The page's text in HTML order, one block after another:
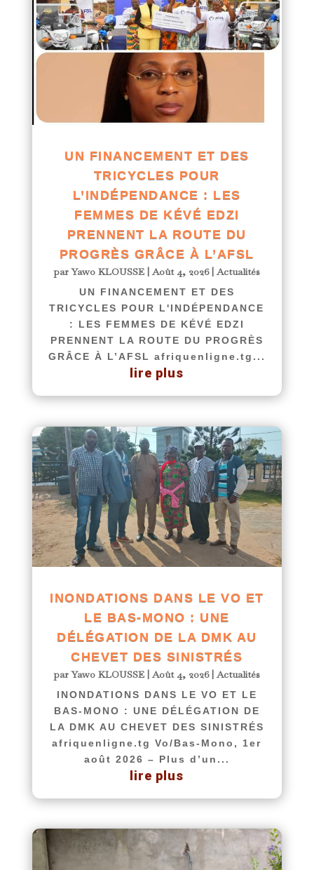
UN FINANCEMENT ET DES
TRICYCLES POUR
L’INDÉPENDANCE : LES
FEMMES DE KÉVÉ EDZI
PRENNENT LA ROUTE DU
PROGRÈS GRÂCE À L’AFSL
parYawo KLOUSSE |Août 4, 2026|Actualités
UN FINANCEMENT ET DES
TRICYCLES POUR L'INDÉPENDANCE
: LES FEMMES DE KÉVÉ EDZI
PRENNENT LA ROUTE DU PROGRÈS
GRÂCE À L’AFSL afriquenligne.tg...
lire plus
INONDATIONS DANS LE VO ET
LE BAS-MONO : UNE
DÉLÉGATION DE LA DMK AU
CHEVET DES SINISTRÉS
parYawo KLOUSSE |Août 4, 2026|Actualités
INONDATIONS DANS LE VO ET LE
BAS-MONO : UNE DÉLÉGATION DE
LA DMK AU CHEVET DES SINISTRÉS
afriquenligne.tg Vo/Bas-Mono, 1er
août 2026 – Plus d’un...
lire plus